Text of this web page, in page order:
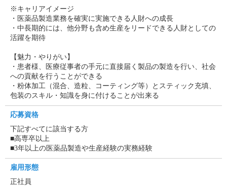
※キャリアイメージ
・医薬品製造業務を確実に実施できる人財への成長
・中長期的には、他分野も含め生産をリードできる人財としての
活躍を期待
【魅力・やりがい】
・患者様、医療従事者の手元に直接届く製品の製造を行い、社会
への貢献を行うことができる
・粉体加工（混合、造粒、コーティング等）とスティック充填、
包装のスキル・知識を身に付けることが出来る
応募資格
下記すべてに該当する方
■高専卒以上
■3年以上の医薬品製造や生産経験の実務経験
雇用形態
正社員